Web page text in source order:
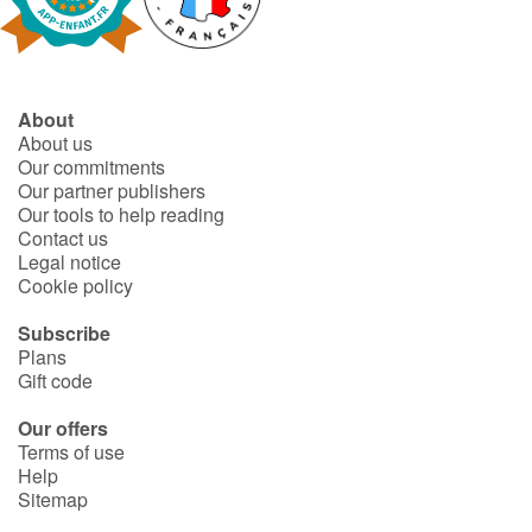
Fable, myth, literature and poetry
Ogres, monsters and witches
Heroines and Heroes
Ecology, nature, seasons
The animals
Travel, epic, investigation, adventure
Around the world
Learning
About
About us
Our commitments
Our partner publishers
Our tools to help reading
Contact us
Legal notice
Cookie policy
Subscribe
Plans
Gift code
Our offers
Terms of use
Help
Sitemap